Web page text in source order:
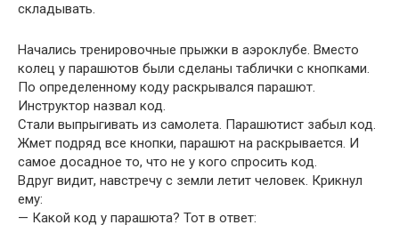
складывать.
Начались тренировочные прыжки в аэроклубе. Вместо
колец у парашютов были сделаны таблички с кнопками.
По определенному коду раскрывался парашют.
Инструктор назвал код.
Стали выпрыгивать из самолета. Парашютист забыл код.
Жмет подряд все кнопки, парашют на раскрывается. И
самое досадное то, что не у кого спросить код.
Вдруг видит, навстречу с земли летит человек. Крикнул
ему:
— Какой код у парашюта? Тот в ответ: